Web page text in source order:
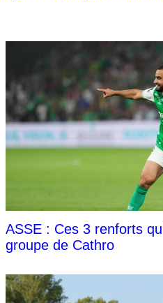
ASSE : Ces 3 renforts
groupe de Cathro